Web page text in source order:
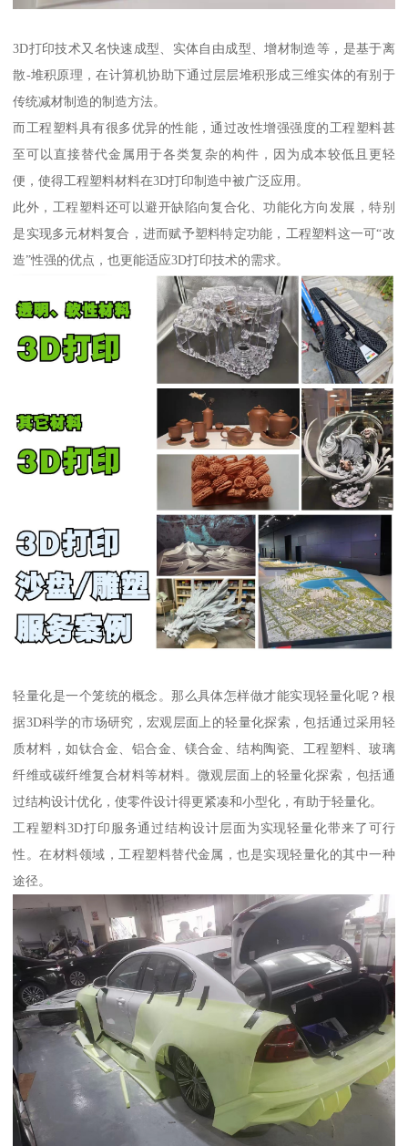
3D打印技术又名快速成型、实体自由成型、增材制造等，是基于离
散-堆积原理，在计算机协助下通过层层堆积形成三维实体的有别于
传统减材制造的制造方法。
而工程塑料具有很多优异的性能，通过改性增强强度的工程塑料甚
至可以直接替代金属用于各类复杂的构件，因为成本较低且更轻
便，使得工程塑料材料在3D打印制造中被广泛应用。
此外，工程塑料还可以避开缺陷向复合化、功能化方向发展，特别
是实现多元材料复合，进而赋予塑料特定功能，工程塑料这一可“改
造”性强的优点，也更能适应3D打印技术的需求。
轻量化是一个笼统的概念。那么具体怎样做才能实现轻量化呢？根
据3D科学的市场研究，宏观层面上的轻量化探索，包括通过采用轻
质材料，如钛合金、铝合金、镁合金、结构陶瓷、工程塑料、玻璃
纤维或碳纤维复合材料等材料。微观层面上的轻量化探索，包括通
过结构设计优化，使零件设计得更紧凑和小型化，有助于轻量化。
工程塑料3D打印服务通过结构设计层面为实现轻量化带来了可行
性。在材料领域，工程塑料替代金属，也是实现轻量化的其中一种
途径。